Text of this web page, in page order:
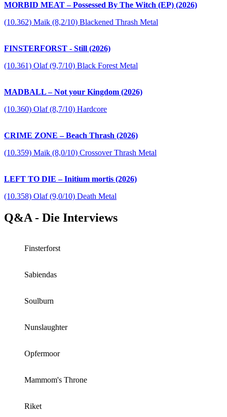
MORBID MEAT – Possessed By The Witch (EP) (2026)
(10.362) Maik (8,2/10) Blackened Thrash Metal
FINSTERFORST - Still (2026)
(10.361) Olaf (9,7/10) Black Forest Metal
MADBALL – Not your Kingdom (2026)
(10.360) Olaf (8,7/10) Hardcore
CRIME ZONE – Beach Thrash (2026)
(10.359) Maik (8,0/10) Crossover Thrash Metal
LEFT TO DIE – Initium mortis (2026)
(10.358) Olaf (9,0/10) Death Metal
Q&A - Die Interviews
Finsterforst
Sabiendas
Soulburn
Nunslaughter
Opfermoor
Mammom's Throne
Riket